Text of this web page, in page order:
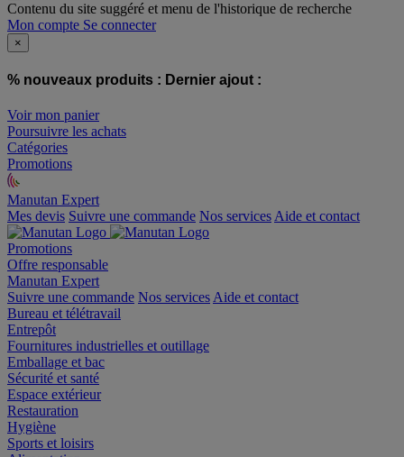
Contenu du site suggéré et menu de l'historique de recherche
Mon compte Se connecter
×
% nouveaux produits : Dernier ajout :
Voir mon panier
Poursuivre les achats
Catégories
Promotions
Manutan Expert
offre reconditionnée
Mes devis Suivre une commande Nos services
Promotions
Offre responsable
Manutan Expert
Suivre une commande
Bureau et télétravail
Entrepôt
Fournitures industrielles et outillage
Emballage et bac
Sécurité et santé
Espace extérieur
Restauration
Hygiène